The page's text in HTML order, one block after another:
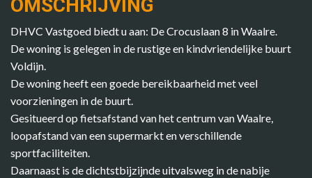
OMSCHRIJVING
DHVC Vastgoed biedt u aan: De Crocuslaan 8 in Waalre.
De woning is gelegen in de rustige en kindvriendelijke buurt
Voldijn.
De woning heeft een goede bereikbaarheid met veel
voorzieningen in de buurt.
Gesitueerd op fietsafstand van het centrum van Waalre,
loopafstand van een supermarkt en verschillende
sportfaciliteiten.
Daarnaast is de dichtstbijzijnde uitvalsweg in de nabije